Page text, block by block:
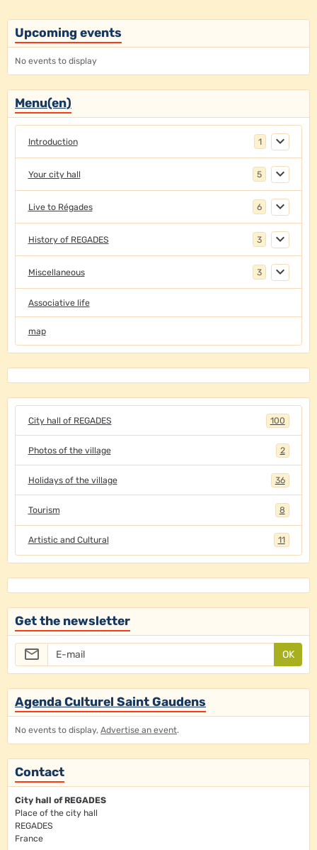
Upcoming events
No events to display
Menu(en)
Introduction 1
Your city hall 5
Live to Régades 6
History of REGADES 3
Miscellaneous 3
Associative life
map
City hall of REGADES 100
Photos of the village 2
Holidays of the village 36
Tourism 8
Artistic and Cultural 11
Get the newsletter
OK
Agenda Culturel Saint Gaudens
No events to display, Advertise an event.
Contact
City hall of REGADES
Place of the city hall
REGADES
France